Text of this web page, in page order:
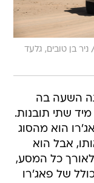
/ ניר בן טובים, גלעד
השעה בה
שתי תובנות.
הוא מהסוג
אבל הוא
לאורך כל המסע,
של פאג'רו